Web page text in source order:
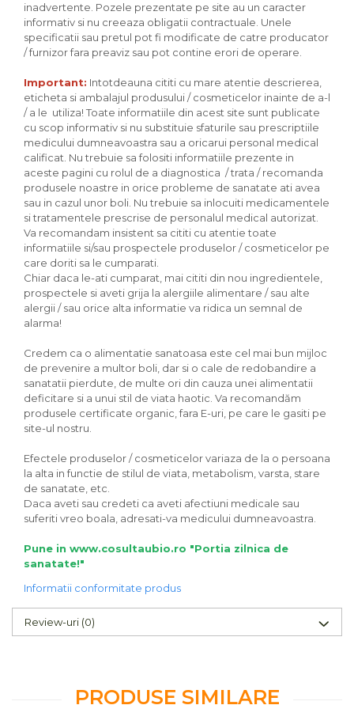
inadvertente. Pozele prezentate pe site au un caracter
informativ si nu creeaza obligatii contractuale. Unele
specificatii sau pretul pot fi modificate de catre producator
/ furnizor fara preaviz sau pot contine erori de operare.
Important: Intotdeauna cititi cu mare atentie descrierea,
eticheta si ambalajul produsului / cosmeticelor inainte de a-l
/ a le utiliza! Toate informatiile din acest site sunt publicate
cu scop informativ si nu substituie sfaturile sau prescriptiile
medicului dumneavoastra sau a oricarui personal medical
calificat. Nu trebuie sa folositi informatiile prezente in
aceste pagini cu rolul de a diagnostica / trata / recomanda
produsele noastre in orice probleme de sanatate ati avea
sau in cazul unor boli. Nu trebuie sa inlocuiti medicamentele
si tratamentele prescrise de personalul medical autorizat.
Va recomandam insistent sa cititi cu atentie toate
informatiile si/sau prospectele produselor / cosmeticelor pe
care doriti sa le cumparati.
Chiar daca le-ati cumparat, mai cititi din nou ingredientele,
prospectele si aveti grija la alergiile alimentare / sau alte
alergii / sau orice alta informatie va ridica un semnal de
alarma!
Credem ca o alimentatie sanatoasa este cel mai bun mijloc
de prevenire a multor boli, dar si o cale de redobandire a
sanatatii pierdute, de multe ori din cauza unei alimentatii
deficitare si a unui stil de viata haotic. Va recomandăm
produsele certificate organic, fara E-uri, pe care le gasiti pe
site-ul nostru.
Efectele produselor / cosmeticelor variaza de la o persoana
la alta in functie de stilul de viata, metabolism, varsta, stare
de sanatate, etc.
Daca aveti sau credeti ca aveti afectiuni medicale sau
suferiti vreo boala, adresati-va medicului dumneavoastra.
Pune in www.cosultaubio.ro "Portia zilnica de
sanatate!"
Informatii conformitate produs
Review-uri (0)
PRODUSE SIMILARE